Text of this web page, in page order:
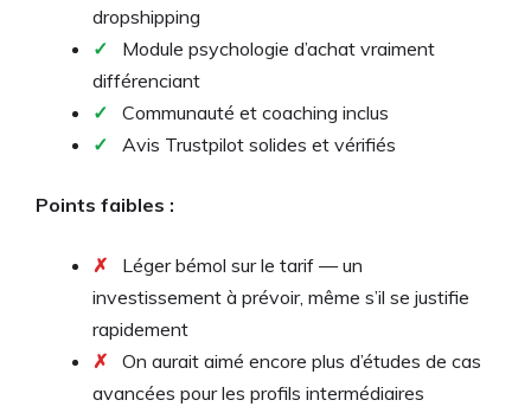
dropshipping
✓
Module psychologie d’achat vraiment
différenciant
✓
Communauté et coaching inclus
✓
Avis Trustpilot solides et vérifiés
Points faibles :
✗
Léger bémol sur le tarif — un
investissement à prévoir, même s’il se justifie
rapidement
✗
On aurait aimé encore plus d’études de cas
avancées pour les profils intermédiaires